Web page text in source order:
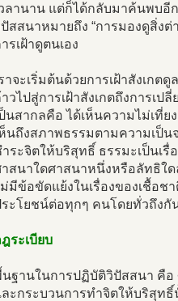
ลานาน แต่ก็ได้กลับมาค้นพบอี
สสนาหมายถึง “การมองดูสิ่ง
รเฝ้าดูตนเอง
าจะเริ่มต้นด้วยการเฝ้าสังเก
วไปสู่การเฝ้าสังเกตถึงการเ
นสากลคือ ได้เห็นความไม่เที่
นถึงสภาพธรรมตามความเป็น
ระจิตให้บริสุทธิ์ ธรรมะเป็นเ
สนาใดศาสนาหนึ่งหรือลัทธิใ
มีข้อขัดแย้งในเรื่องของเชื้อ
ะโยชน์ต่อทุกๆ คนโดยทั่วถึงกั
ระเบียบ
ฐานในการปฏิบัติวิปัสสนา คื
ละกระบวนการทำจิตให้บริสุท